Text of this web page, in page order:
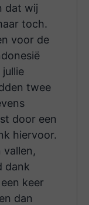
dat wij
toch.
voor de
twee
door een
hiervoor.
vallen,
dank
keer
dan